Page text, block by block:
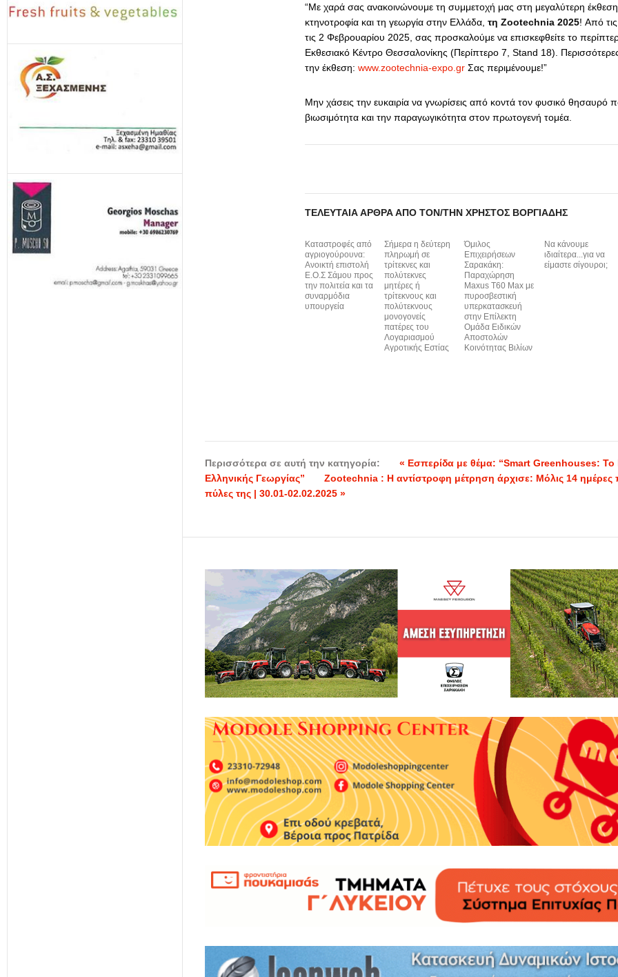
“Με χαρά σας ανακοινώνουμε τη συμμετοχή μας στη μεγαλύτερη έκθεση
κτηνοτροφία και τη γεωργία στην Ελλάδα, τη Zootechnia2025! Από
τις 2 Φεβρουαρίου 2025, σας προσκαλούμε να επισκεφθείτε το
Εκθεσιακό Κέντρο Θεσσαλονίκης (Περίπτερο 7, Stand 18).
την έκθεση: www.zootechnia-expo.grΣας περιμένουμε!”
Μην χάσεις την ευκαιρία να γνωρίσεις από κοντά τον φυσικό θησαυρό
βιωσιμότητα και την παραγωγικότητα στον πρωτογενή τομέα.
ΤΕΛΕΥΤΑΊΑ ΆΡΘΡΑ ΑΠΌ ΤΟΝ/ΤΗΝ ΧΡΉΣΤΟΣ ΒΟΡΓΙΆΔΗΣ
Καταστροφές από
αγριογούρουνα:
Ανοικτή επιστολή
Ε.Ο.Σ Σάμου προς
την πολιτεία και τα
συναρμόδια
υπουργεία
Σήμερα η δεύτερη
πληρωμή σε
τρίτεκνες και
πολύτεκνες
μητέρες ή
τρίτεκνους και
πολύτεκνους
μονογονείς
πατέρες του
Λογαριασμού
Αγροτικής Εστίας
Όμιλος
Επιχειρήσεων
Σαρακάκη:
Παραχώρηση
Maxus T60 Max με
πυροσβεστική
υπερκατασκευή
στην Επίλεκτη
Ομάδα Ειδικών
Αποστολών
Κοινότητας Βιλίων
Να κάνουμε
ιδιαίτερα...για να
είμαστε σίγουροι;
Περισσότερα σε αυτή την κατηγορία:
« Εσπερίδα με θέμα: “Smart Greenhouses: Το
Ελληνικής Γεωργίας”
Zootechnia : Η αντίστροφη μέτρηση άρχισε: Μόλις 14 ημέρες
πύλες της | 30.01-02.02.2025 »